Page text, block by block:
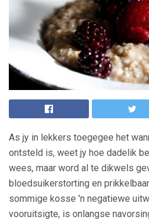
As jy in lekkers toegegee het
ontsteld is, weet jy hoe dadelik
wees, maar word al te dikwels
bloedsuikerstorting en
sommige kosse 'n negatiewe
vooruitsigte, is onlangse